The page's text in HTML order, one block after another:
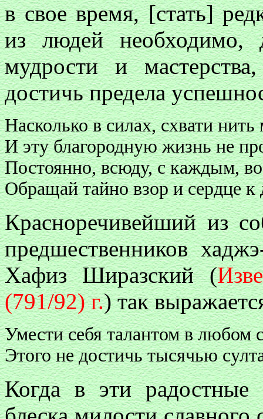
в свое время, [стать]
из людей необходимо,
мудрости и
достичь предела
Насколько в силах, схвати
И эту благородную жизнь не
Постоянно, всюду, с каждым,
Обращай тайно взор и сердце к
Красноречивейший из
предшественников
Хафиз Ширазский (
(791/92) г.) так
Умести себя талантом в любом
Этого не достичь тысячью
Когда в эти радостные